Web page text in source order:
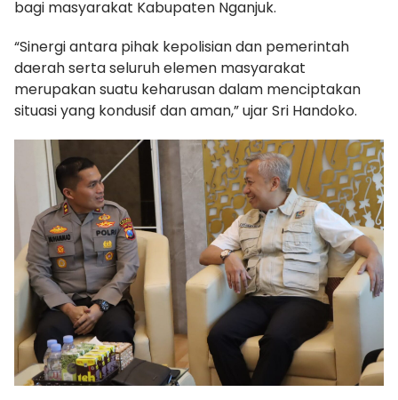
bagi masyarakat Kabupaten Nganjuk.
“Sinergi antara pihak kepolisian dan pemerintah
daerah serta seluruh elemen masyarakat
merupakan suatu keharusan dalam menciptakan
situasi yang kondusif dan aman,” ujar Sri Handoko.